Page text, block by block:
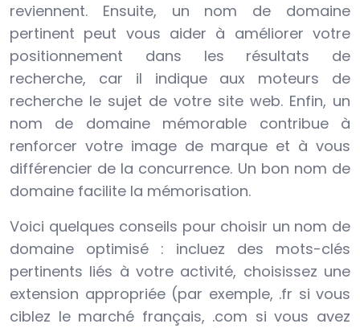
reviennent. Ensuite, un nom de domaine
pertinent peut vous aider à améliorer votre
positionnement dans les résultats de
recherche, car il indique aux moteurs de
recherche le sujet de votre site web. Enfin, un
nom de domaine mémorable contribue à
renforcer votre image de marque et à vous
différencier de la concurrence. Un bon nom de
domaine facilite la mémorisation.
Voici quelques conseils pour choisir un nom de
domaine optimisé : incluez des mots-clés
pertinents liés à votre activité, choisissez une
extension appropriée (par exemple, .fr si vous
ciblez le marché français, .com si vous avez